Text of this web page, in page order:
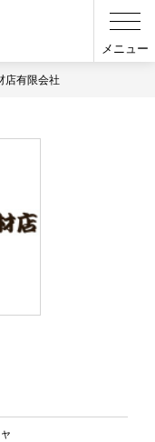
メニュー
店有限会社